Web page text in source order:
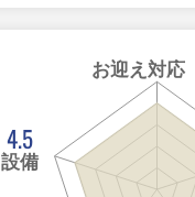
お迎え対応
4.5
設備